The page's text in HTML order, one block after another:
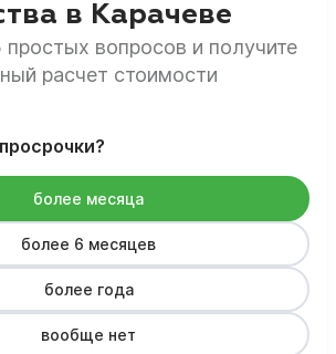
в Карачеве
простых вопросов и получите
расчет стоимости
более месяца
более 6 месяцев
более года
вообще нет